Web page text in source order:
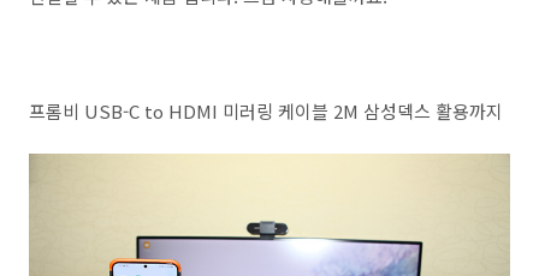
프롬비 USB-C to HDMI 미러링 케이블 2M 삼성덱스 활용까지